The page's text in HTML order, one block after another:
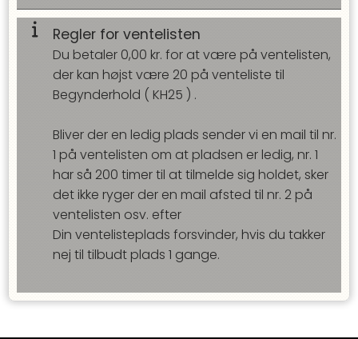
Regler for ventelisten
Du betaler 0,00 kr. for at være på ventelisten,
der kan højst være 20 på venteliste til
Begynderhold ( KH25 ) .
Bliver der en ledig plads sender vi en mail til nr.
1 på ventelisten om at pladsen er ledig, nr. 1
har så 200 timer til at tilmelde sig holdet, sker
det ikke ryger der en mail afsted til nr. 2 på
ventelisten osv. efter
Din ventelisteplads forsvinder, hvis du takker
nej til tilbudt plads 1 gange.